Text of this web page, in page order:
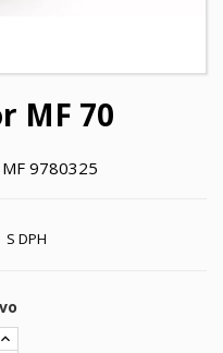
MF 70
MF 9780325
S DPH